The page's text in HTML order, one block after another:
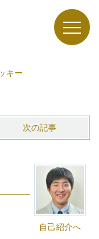
キー
次の記事
自己紹介へ